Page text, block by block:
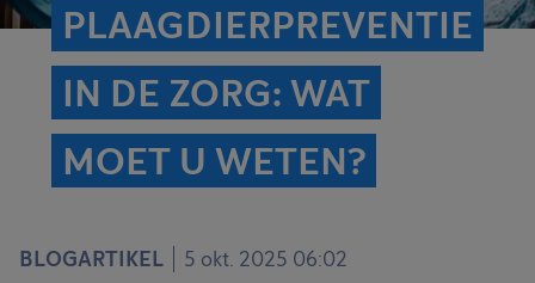
PLAAGDIERPREVENTIE
IN DE ZORG: WAT
MOET U WETEN?
BLOGARTIKEL 5 okt. 2025 06:02